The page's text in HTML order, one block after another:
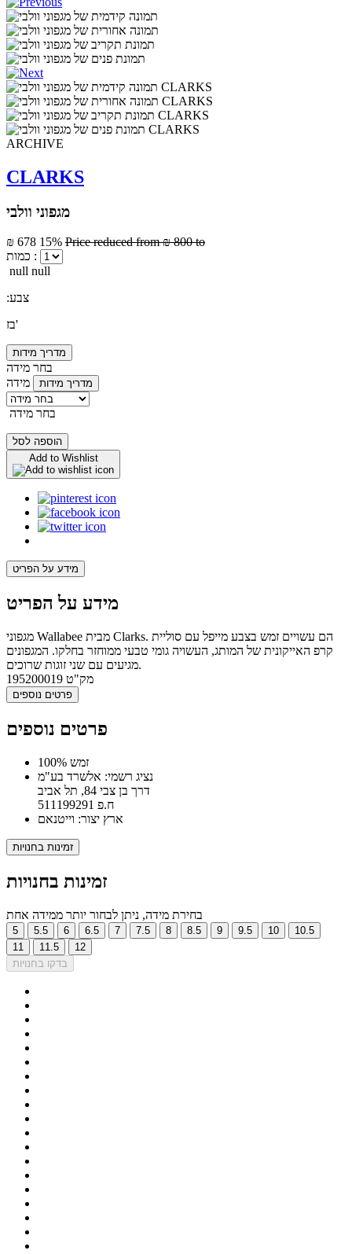
ARCHIVE
CLARKS
מגפוני וולבי
₪ 678 15% Price reduced from₪ 800 to
כמות :
null null
:צבע
בז'
מדריך מידות
בחר מידה
מידה
מדריך מידות
בחר מידה
הוספה לסל
Add to Wishlist
מידע על הפריט
מידע על הפריט
מגפוני Wallabee מבית Clarks. הם עשויים זמש בצבע מייפל עם סוליית
קרפ האייקונית של המותג, העשויה גומי טבעי ממוחזר בחלקו. המגפונים
מגיעים עם שני זוגות שרוכים.
מק"ט 195200019
פרטים נוספים
פרטים נוספים
100% זמש
נציג רשמי: אלשרד בע"מ
דרך בן צבי 84, תל אביב
ח.פ 511199291
ארץ יצור: וייטנאם
זמינות בחנויות
זמינות בחנויות
בחירת מידה, ניתן לבחור יותר ממידה אחת
5 5.5 6 6.5 7 7.5 8 8.5 9 9.5 10
10.5
11
11.5
12
בדקו בחנויות